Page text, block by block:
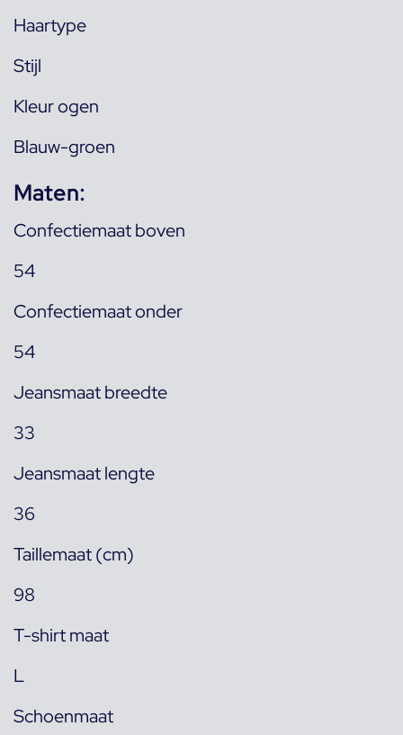
Haartype
Stijl
Kleur ogen
Blauw-groen
Maten:
Confectiemaat boven
54
Confectiemaat onder
54
Jeansmaat breedte
33
Jeansmaat lengte
36
Taillemaat (cm)
98
T-shirt maat
L
Schoenmaat